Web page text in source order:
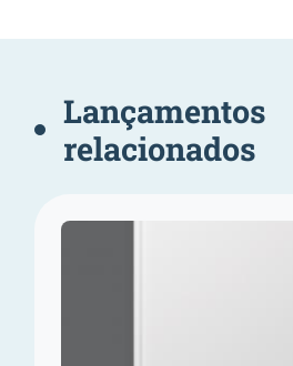
Lançamentos
relacionados